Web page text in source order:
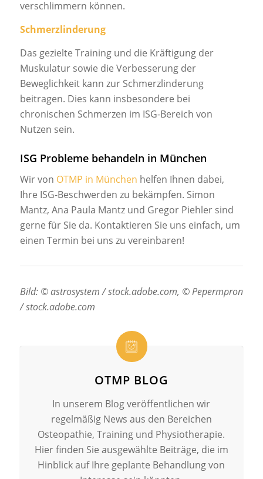
verschlimmern können.
Schmerzlinderung
Das gezielte Training und die Kräftigung der
Muskulatur sowie die Verbesserung der
Beweglichkeit kann zur Schmerzlinderung
beitragen. Dies kann insbesondere bei
chronischen Schmerzen im ISG-Bereich von
Nutzen sein.
ISG Probleme behandeln in München
Wir von OTMP in München helfen Ihnen dabei,
Ihre ISG-Beschwerden zu bekämpfen. Simon
Mantz, Ana Paula Mantz und Gregor Piehler sind
gerne für Sie da. Kontaktieren Sie uns einfach, um
einen Termin bei uns zu vereinbaren!
Bild: © astrosystem / stock.adobe.com, © Pepermpron
/ stock.adobe.com
OTMP BLOG
In unserem Blog veröffentlichen wir
regelmäßig News aus den Bereichen
Osteopathie, Training und Physiotherapie.
Hier finden Sie ausgewählte Beiträge, die im
Hinblick auf Ihre geplante Behandlung von